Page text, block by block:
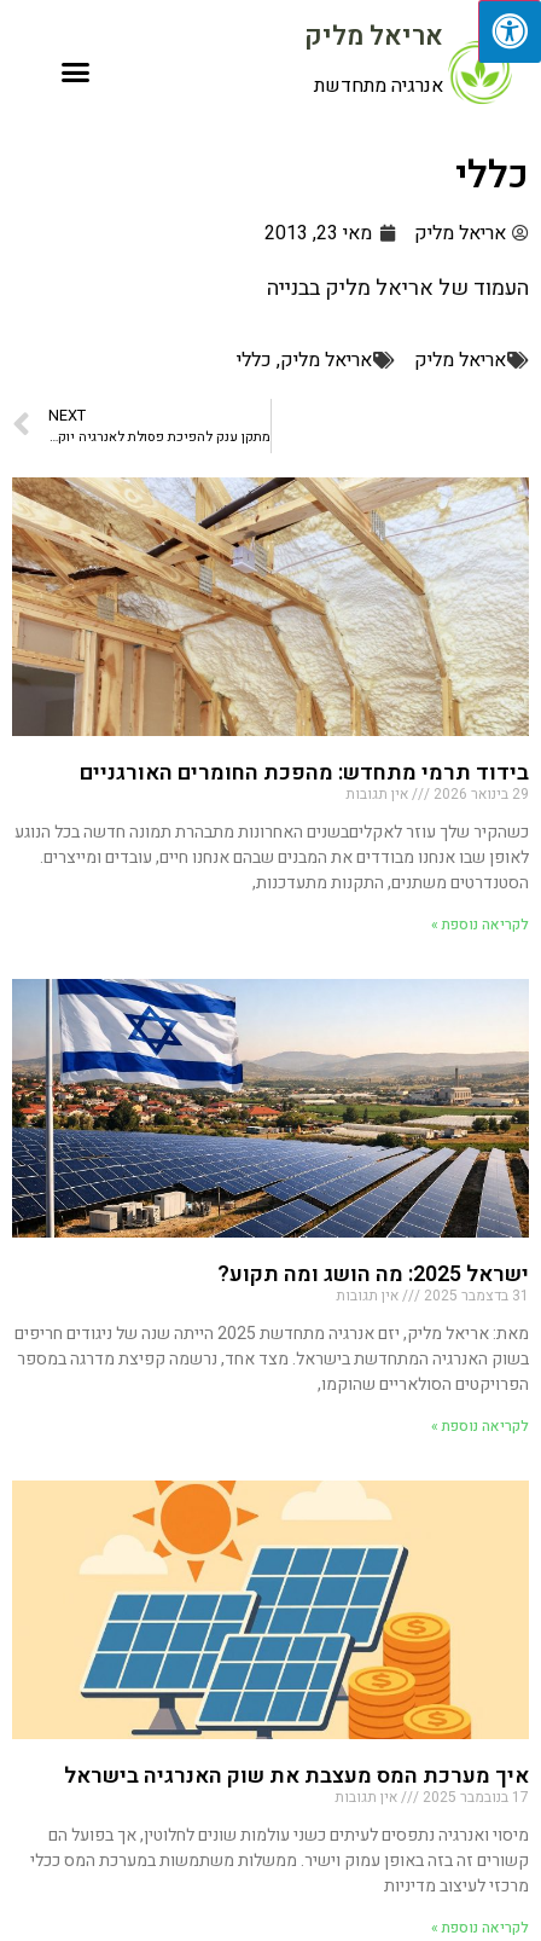
אריאל מליק
אנרגיה מתחדשת
כללי
אריאל מליק מאי 23, 2013
העמוד של אריאל מליק בבנייה
אריאל מליק אריאל מליק, כללי
NEXT
מתקן ענק להפיכת פסולת לאנרגיה יוקם בפורטו ריקו
בידוד תרמי מתחדש: מהפכת החומרים האורגניים
29 בינואר 2026 אין תגובות
כשהקיר שלך עוזר לאקליםבשנים האחרונות מתבהרת תמונה חדשה בכל הנוגע
לאופן שבו אנחנו מבודדים את המבנים שבהם אנחנו חיים, עובדים ומייצרים.
הסטנדרטים משתנים, התקנות מתעדכנות,
לקריאה נוספת »
ישראל 2025: מה הושג ומה תקוע?
31 בדצמבר 2025 אין תגובות
מאת: אריאל מליק, יזם אנרגיה מתחדשת 2025 הייתה שנה של ניגודים חריפים
בשוק האנרגיה המתחדשת בישראל. מצד אחד, נרשמה קפיצת מדרגה במספר
הפרויקטים הסולאריים שהוקמו,
לקריאה נוספת »
איך מערכת המס מעצבת את שוק האנרגיה בישראל
17 בנובמבר 2025 אין תגובות
מיסוי ואנרגיה נתפסים לעיתים כשני עולמות שונים לחלוטין, אך בפועל הם
קשורים זה בזה באופן עמוק וישיר. ממשלות משתמשות במערכת המס ככלי
מרכזי לעיצוב מדיניות
לקריאה נוספת »